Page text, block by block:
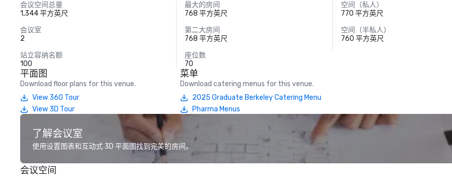
会议空间总量
1,344 平方英尺
最大的房间
768 平方英尺
空间（私人）
770 平方英尺
会议室
2
第二大房间
768 平方英尺
空间（半私人）
760 平方英尺
站立容纳名额
100
座位数
70
平面图
Download floor plans for this venue.
View 360 Tour
View 3D Tour
菜单
Download catering menus for this venue.
2025 Graduate Berkeley Catering Menu
Pharma Menus
了解会议室
使用设置图表和互动式 3D 平面图找到完美的房间。
会议空间